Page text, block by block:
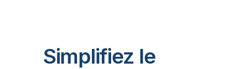
Simplifiez le